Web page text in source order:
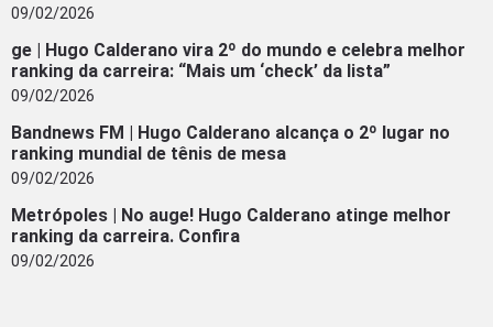
09/02/2026
ge | Hugo Calderano vira 2º do mundo e celebra melhor
ranking da carreira: “Mais um ‘check’ da lista”
09/02/2026
Bandnews FM | Hugo Calderano alcança o 2º lugar no
ranking mundial de tênis de mesa
09/02/2026
Metrópoles | No auge! Hugo Calderano atinge melhor
ranking da carreira. Confira
09/02/2026